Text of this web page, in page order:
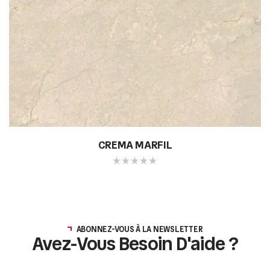
CREMA MARFIL
ABONNEZ-VOUS À LA NEWSLETTER
Avez-Vous Besoin D'aide ?